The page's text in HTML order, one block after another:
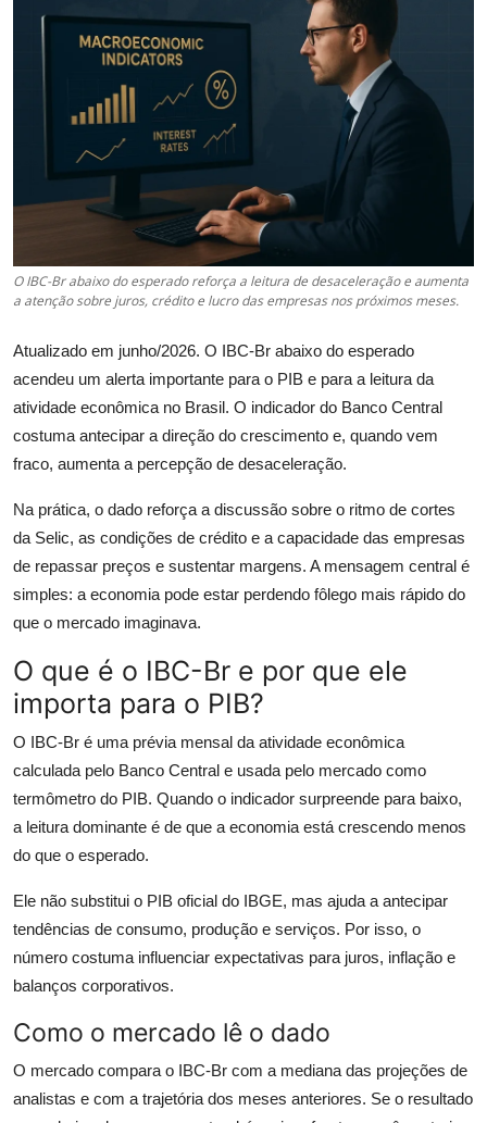
Câmbio
Crédito Empresarial
Newsletter
Radar Econômico
GX explica
Seguro de Vida
Motores do Brasil
O IBC-Br abaixo do esperado reforça a leitura de desaceleração e aumenta
a atenção sobre juros, crédito e lucro das empresas nos próximos meses.
Atualizado em junho/2026. O IBC-Br abaixo do esperado
acendeu um alerta importante para o PIB e para a leitura da
atividade econômica no Brasil. O indicador do Banco Central
costuma antecipar a direção do crescimento e, quando vem
fraco, aumenta a percepção de desaceleração.
Na prática, o dado reforça a discussão sobre o ritmo de cortes
da Selic, as condições de crédito e a capacidade das empresas
de repassar preços e sustentar margens. A mensagem central é
simples: a economia pode estar perdendo fôlego mais rápido do
que o mercado imaginava.
O que é o IBC-Br e por que ele
importa para o PIB?
O IBC-Br é uma prévia mensal da atividade econômica
calculada pelo Banco Central e usada pelo mercado como
termômetro do PIB. Quando o indicador surpreende para baixo,
a leitura dominante é de que a economia está crescendo menos
do que o esperado.
Ele não substitui o PIB oficial do IBGE, mas ajuda a antecipar
tendências de consumo, produção e serviços. Por isso, o
número costuma influenciar expectativas para juros, inflação e
balanços corporativos.
Como o mercado lê o dado
O mercado compara o IBC-Br com a mediana das projeções de
analistas e com a trajetória dos meses anteriores. Se o resultado